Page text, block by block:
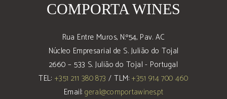
COMPORTA WINES
Rua Entre Muros, N.º54, Pav. AC
Núcleo Empresarial de S. Julião do Tojal
2660 – 533 S. Julião do Tojal - Portugal
TEL: +351 211 380 873 / TLM: +351 914 700 460
Email:geral@comportawines.pt